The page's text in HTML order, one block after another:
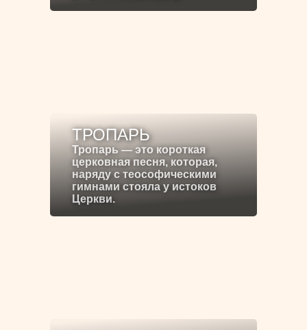
ТРОПАРЬ
Тропарь — это короткая
церковная песня, которая,
наряду с теософическими
гимнами стояла у истоков
Церкви.